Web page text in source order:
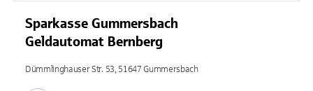
Sparkasse Gummersbach
Geldautomat Bernberg
Dümmlinghauser Str. 53, 51647 Gummersbach